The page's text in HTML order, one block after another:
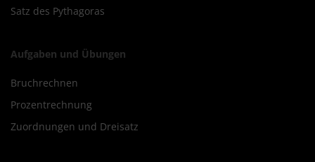
Satz des Pythagoras
Aufgaben und Übungen
Bruchrechnen
Prozentrechnung
Zuordnungen und Dreisatz